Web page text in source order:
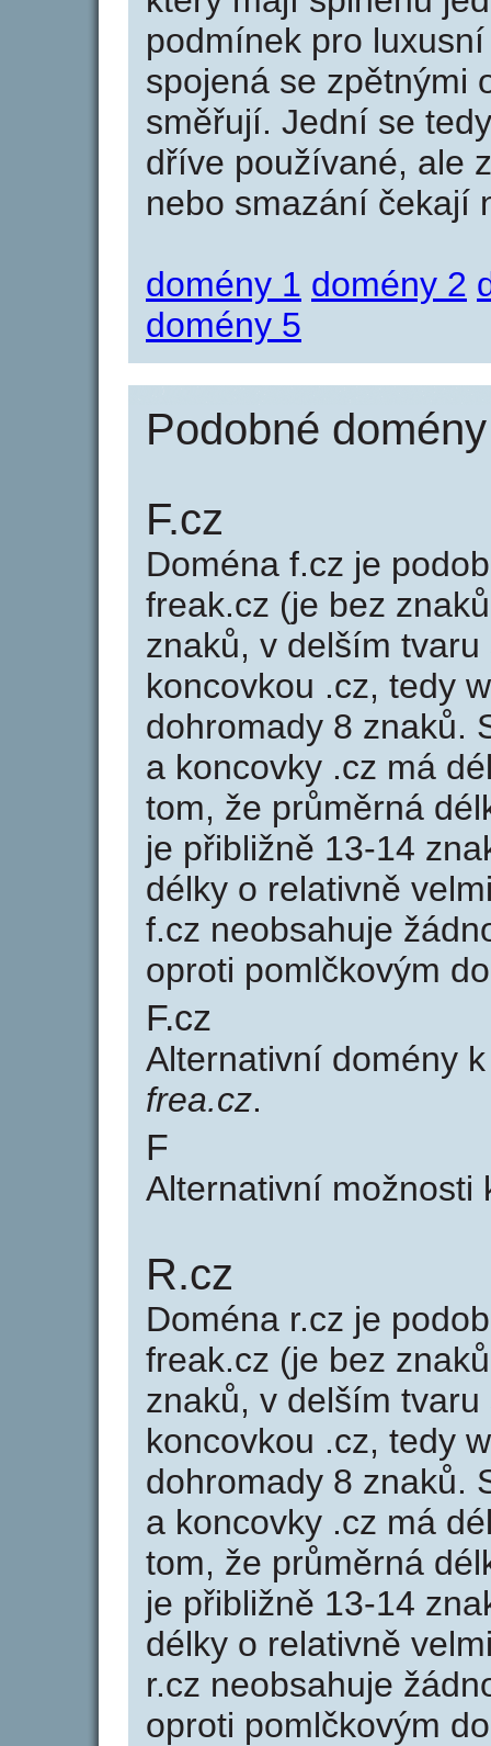
podmínek pro
spojená se zpětnými
směřují. Jední se
dříve používané, ale
nebo smazání čekají
domény 1 domény 2
domény 5
Podobné
F.cz
Doména f.cz je
freak.cz (je bez
znaků, v delším
koncovkou .cz, tedy
dohromady 8 znaků.
a koncovky .cz má
tom, že průměrná
je přibližně 13-14
délky o relativně
f.cz neobsahuje
oproti pomlčkovým
F.cz
Alternativní domény
frea.cz.
F
Alternativní možnosti
R.cz
Doména r.cz je
freak.cz (je bez
znaků, v delším
koncovkou .cz, tedy
dohromady 8 znaků.
a koncovky .cz má
tom, že průměrná
je přibližně 13-14
délky o relativně
r.cz neobsahuje
oproti pomlčkovým